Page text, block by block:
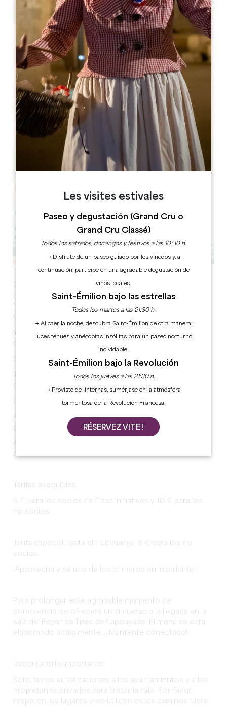
21.ª Ruta de Primavera Tizac de Lapouyade, el 22 de
marzo de 2026 a las 8:00 h. Aparcamiento del Foyer
Municipal. Recorridos de 5, 10 o 15 km adaptados a
Instrucciones que debe leer antes de unirse a
nosotros:
Salida libre entre las 8:30 y las 9:30 h.
¡Habrá recorridos para todos los niveles y todos los
gustos!
Como cada año:
A mitad de recorrido le esperará un avituallamiento
gourmet, salado y dulce, para reponer fuerzas.
Tarifas asequibles:
5 € para los socios de Tizac Initiatives y 10 € para los
no socios.
Tarifa especial hasta el 1 de marzo: 8 € para los no
socios.
¡Aprovecha y sé uno de los primeros en inscribirte!
Para prolongar este agradable momento de
convivencia, se ofrecerá un almuerzo a la llegada en la
sala del Foyer de Tizac de Lapouyade. El menú se está
elaborando actualmente... ¡Mantente conectado!
Recordatorio importante:
Solicitamos autorizaciones a los ayuntamientos y a los
propietarios privados para trazar la ruta. Por favor,
respeten los lugares y no utilicen estos caminos fuera
Leaflet
Parvis de la Convivialité
33620 Tizac-de-Lapouyade
France
RESERVE
Les visites estivales
Paseo y degustación (Grand Cru o
Grand Cru Classé)
Todos los sábados, domingos y festivos a las 10:30 h.
→ Disfrute de un paseo guiado por los viñedos y, a
continuación, participe en una agradable degustación de
vinos locales.
Saint-Émilion bajo las estrellas
Todos los martes a las 21:30 h.
→ Al caer la noche, descubra Saint-Émilion de otra manera:
luces tenues y anécdotas insólitas para un paseo nocturno
inolvidable.
Saint-Émilion bajo la Revolución
Todos los jueves a las 21:30 h.
→ Provisto de linternas, sumérjase en la atmósfera
tormentosa de la Revolución Francesa.
RÉSERVEZ VITE !